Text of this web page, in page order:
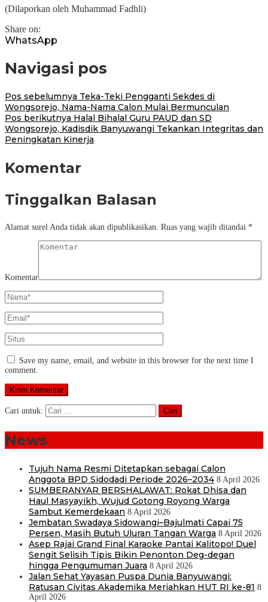
(Dilaporkan oleh Muhammad Fadhli)
Share on:
WhatsApp
Navigasi pos
Pos sebelumnya Teka-Teki Pengganti Sekdes di
Wongsorejo, Nama-Nama Calon Mulai Bermunculan
Pos berikutnya Halal Bihalal Guru PAUD dan SD
Wongsorejo, Kadisdik Banyuwangi Tekankan Integritas dan
Peningkatan Kinerja
Komentar
Tinggalkan Balasan
Alamat surel Anda tidak akan dipublikasikan. Ruas yang wajib ditandai *
Komentar
Save my name, email, and website in this browser for the next time I
comment.
Cari untuk:
News
Tujuh Nama Resmi Ditetapkan sebagai Calon
Anggota BPD Sidodadi Periode 2026–2034 8 April 2026
SUMBERANYAR BERSHALAWAT: Rokat Dhisa dan
Haul Masyayikh, Wujud Gotong Royong Warga
Sambut Kemerdekaan 8 April 2026
Jembatan Swadaya Sidowangi–Bajulmati Capai 75
Persen, Masih Butuh Uluran Tangan Warga 8 April 2026
Asep Rajai Grand Final Karaoke Pantai Kalitopo! Duel
Sengit Selisih Tipis Bikin Penonton Deg-degan
hingga Pengumuman Juara 8 April 2026
Jalan Sehat Yayasan Puspa Dunia Banyuwangi:
Ratusan Civitas Akademika Meriahkan HUT RI ke-81 8
April 2026